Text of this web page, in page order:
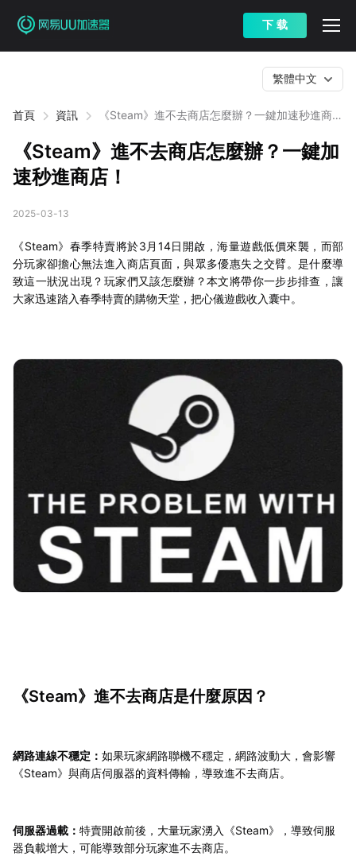
下 载
首頁 資訊
《Steam》進不去商店怎麼辦？一鍵加速秒進商
繁體中文
《Steam》進不去商店怎麼辦？一鍵加
速秒進商店！
2025-03-13
《Steam》春季特賣將於3月14日開啟，海量遊戲低價來襲，而部
分玩家卻擔心無法進入商店頁面，與眾多優惠失之交臂。是什麼導
致這一狀況出現？玩家們又該怎麼辦？本文將帶你一步步排查，讓
大家迅速踏入春季特賣的購物天堂，把心儀遊戲收入囊中。
《Steam》進不去商店是什麼原因？
網路連線不穩定： 如果玩家網路聯機不穩定，網路波動大，會影響
《Steam》與商店伺服器的資料傳輸，導致進不去商店。
伺服器過載： 特賣開啟前後，大量玩家湧入《Steam》，導致伺服
器負載增大，可能導致部分玩家進不去商店。